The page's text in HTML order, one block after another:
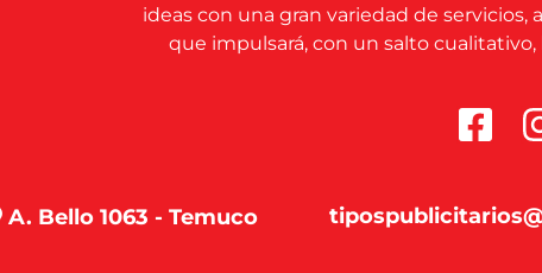
ideas con una gran variedad de
que impulsará, con un salto
A. Bello 1063 - Temuco